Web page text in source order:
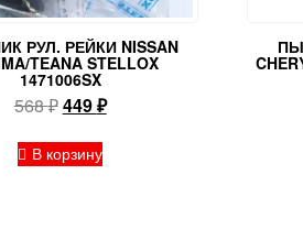
РУЛ. РЕЙКИ NISSAN
TEANA STELLOX
1471006SX
568₽Первоначальная
составляла
449₽Текущая
В корзину